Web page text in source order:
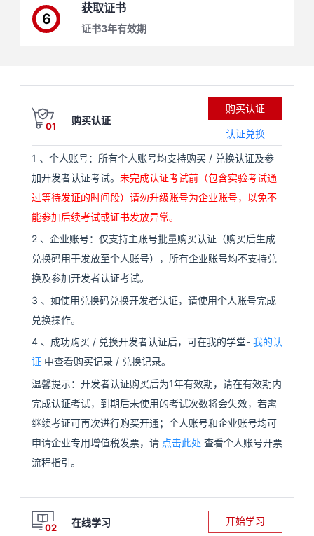
动
关
我
的
课
程
我
的
认
证
我
的
实
我
的
藏
实
战
营
资
讯
6
获取证书
证书3年有效期
01
购买认证
购买认证
认证兑换
1 、个人账号：所有个人账号均支持购买 / 兑换认证及参
加开发者认证考试。 未完成认证考试前（包含实验考试通
过等待发证的时间段）请勿升级账号为企业账号，以免不
能参加后续考试或证书发放异常。
2 、企业账号：仅支持主账号批量购买认证（购买后生成
兑换码用于发放至个人账号），所有企业账号均不支持兑
换及参加开发者认证考试。
3 、如使用兑换码兑换开发者认证，请使用个人账号完成
兑换操作。
4 、成功购买 / 兑换开发者认证后，可在我的学堂- 我的认
证 中查看购买记录 / 兑换记录。
温馨提示：开发者认证购买后为1年有效期，请在有效期内
完成认证考试，到期后未使用的考试次数将会失效，若需
继续考证可再次进行购买开通；个人账号和企业账号均可
申请企业专用增值税发票，请 点击此处 查看个人账号开票
流程指引。
02 在线学习 开始学习